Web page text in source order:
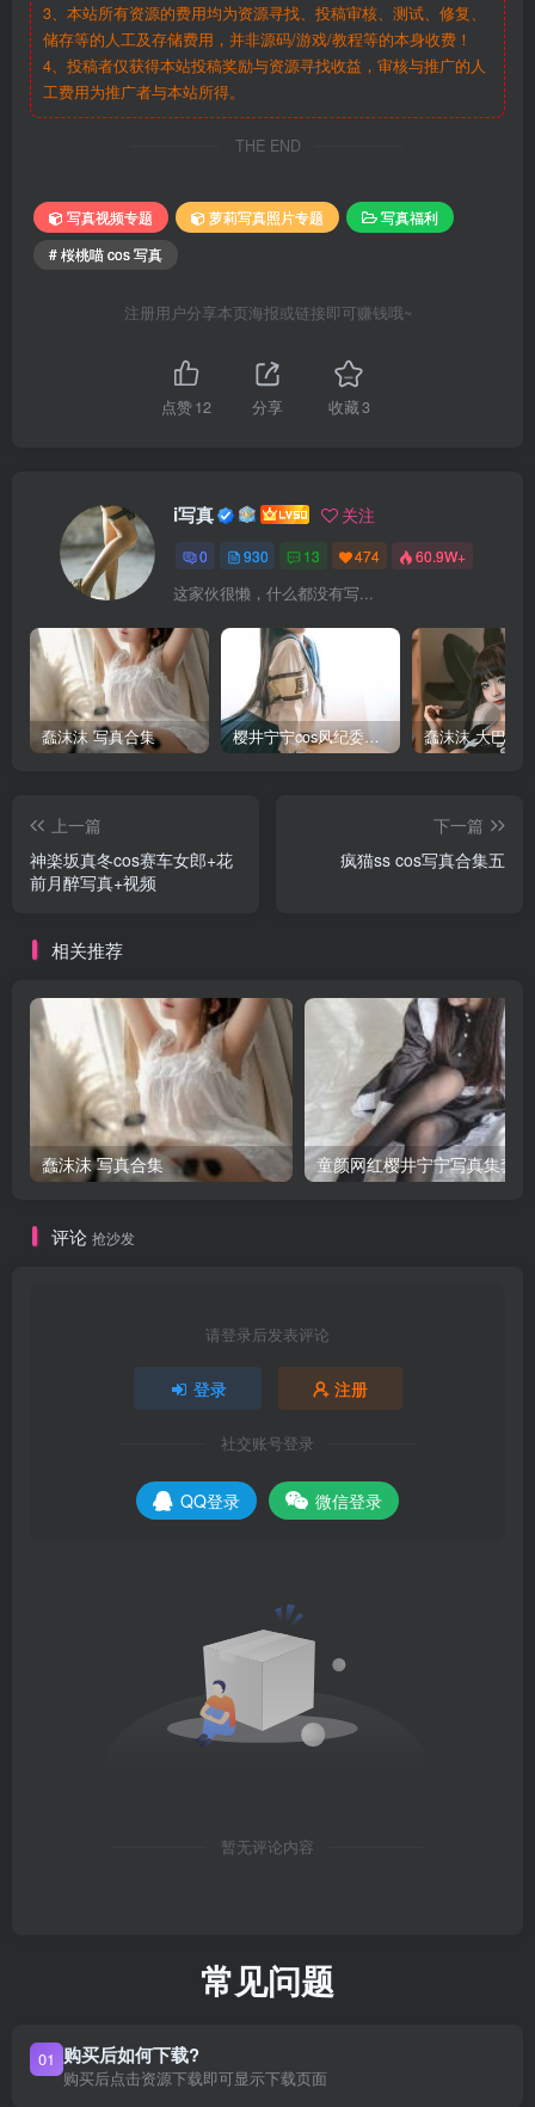
3、本站所有资源的费用均为资源寻找、投稿审核、测试、修复、
储存等的人工及存储费用，并非源码/游戏/教程等的本身收费！
4、投稿者仅获得本站投稿奖励与资源寻找收益，审核与推广的人
工费用为推广者与本站所得。
THE END
写真视频专题 萝莉写真照片专题
写真福利
# 桜桃喵 cos 写真
注册用户分享本页海报或链接即可赚钱哦~
点赞12 分享 收藏3
i写真 关注
0 930 13 474 60.9W+
这家伙很懒，什么都没有写...
蠢沫沫 写真合集 樱井宁宁cos风纪委员写真套图
上一篇
神楽坂真冬cos赛车女郎+花
前月醉写真+视频
下一篇
疯猫ss cos写真合集五
相关推荐
蠢沫沫 写真合集 童颜网红樱井宁宁写真集套图
评论 抢沙发
请登录后发表评论
登录 注册
社交账号登录
QQ登录 微信登录
暂无评论内容
常见问题
01 购买后如何下载?
购买后点击资源下载即可显示下载页面